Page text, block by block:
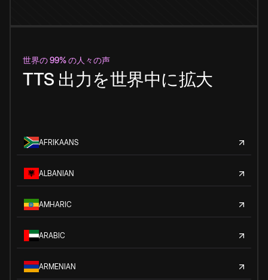
世界の 99% の人々の声
TTS 出力を世界中に拡大
AFRIKAANS
ALBANIAN
AMHARIC
ARABIC
ARMENIAN